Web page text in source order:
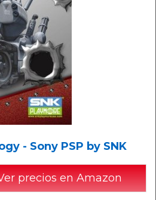
- Sony PSP by SNK
precios en Amazon